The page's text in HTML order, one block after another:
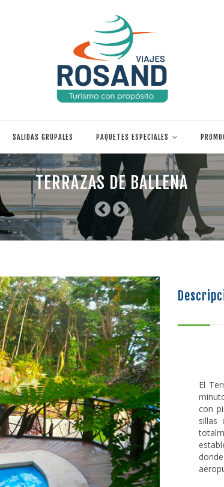
SALIDAS GRUPALES PAQUETES ESPECIALES
TERRAZAS DE BALLENA
El
con
sillas